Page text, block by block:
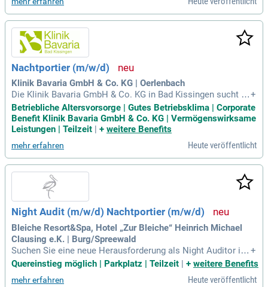
nsivstation für Frührehabilitation. Trotz kontinuierlicher Wei
terentwicklung bleibt unser Fokus auf den individuellen Bed
ürfnissen der Rehabilitanden. Wir legen Wert auf Respekt un
d Achtung in der Betreuung unserer Patienten. Werden Sie T
eil eines dynamischen Teams, das die ganzheitliche Entwic
klung jedes Einzelnen fördert und unterstützt!
Nachtportier (m/w/d)
Klinik Bavaria GmbH & Co. KG | Oerlenbach
Die Klinik Bavaria GmbH & Co. KG in Bad Kissingen sucht ei
nen Nachtportier (m/w/d). Seit 1988 entwickeln wir unsere
Rehabilitationsangebote stetig weiter und zählen mit über 3
00 Betten zu den besten Kliniken in Nordbayern. Unsere Fac
rbeitsmedizin, ergänzt durch eine Intensivstation für Frühreh
abilitation. Trotz unseres wachsenden Leistungsspektrums
bleiben wir unserer Philosophie treu: den Menschen ganzhei
tlich zu sehen. Respekt und Achtung für die Bedürfnisse uns
erer Rehabilitanden sind die Grundlage unseres Handelns. B
ewerben Sie sich jetzt und gestalten Sie mit uns die Zukunft
der Rehabilitation!
+
Betriebliche Altersvorsorge | Gutes Betriebsklima | Corporate
Benefit Klinik Bavaria GmbH & Co. KG | Vermögenswirksame
Leistungen | Teilzeit
+ weitere Benefits
mehr erfahren Heute veröffentlicht
Night Audit (m/w/d) Nachtportier (m/w/d)
Bleiche Resort&Spa, Hotel „Zur Bleiche“ Heinrich Michael
Clausing e.K. | Burg/Spreewald
Suchen Sie eine neue Herausforderung als Night Auditor in
einem der schönsten Ferienhotels Deutschlands? Wir bieten
Ihnen eine interessante Position im UNESCO-geschützten B
iosphärenreservat Spreewald. Sie bringen Erfahrung in Hotel
+
Quereinstieg möglich | Parkplatz | Teilzeit | + weitere Benefits
mehr erfahren Heute veröffentlicht